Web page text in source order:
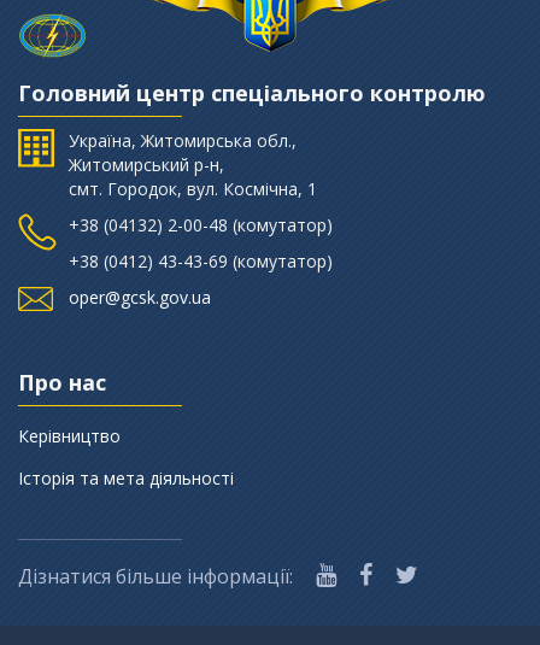
Головний центр спеціального контролю
Україна, Житомирська обл.,
Житомирський р-н,
смт. Городок, вул. Космічна, 1
+38 (‎04132) 2-00-48 (комутатор)
+38 (0412) 43-43-69 (комутатор)
oper@gcsk.gov.ua
Про нас
Керівництво
Історія та мета діяльності
Дізнатися більше інформації: